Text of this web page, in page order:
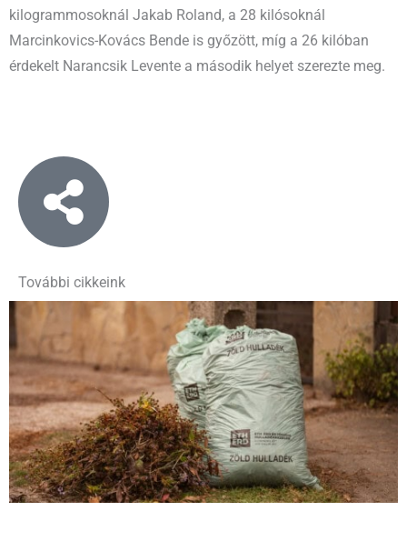
kilogrammosoknál Jakab Roland, a 28 kilósoknál
Marcinkovics-Kovács Bende is győzött, míg a 26 kilóban
érdekelt Narancsik Levente a második helyet szerezte meg.
További cikkeink